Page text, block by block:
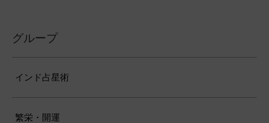
グループ
インド占星術
繁栄・開運